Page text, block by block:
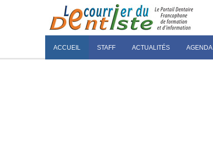
ACCUEIL STAFF ACTUALITÉS AGENDA